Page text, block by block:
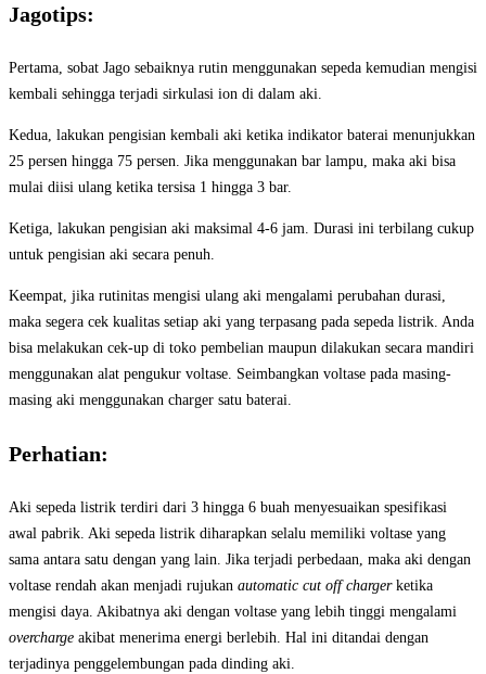
Jagotips:
Pertama, sobat Jago sebaiknya rutin menggunakan sepeda kemudian mengisi
kembali sehingga terjadi sirkulasi ion di dalam aki.
Kedua, lakukan pengisian kembali aki ketika indikator baterai menunjukkan
25 persen hingga 75 persen. Jika menggunakan bar lampu, maka aki bisa
mulai diisi ulang ketika tersisa 1 hingga 3 bar.
Ketiga, lakukan pengisian aki maksimal 4-6 jam. Durasi ini terbilang cukup
untuk pengisian aki secara penuh.
Keempat, jika rutinitas mengisi ulang aki mengalami perubahan durasi,
maka segera cek kualitas setiap aki yang terpasang pada sepeda listrik. Anda
bisa melakukan cek-up di toko pembelian maupun dilakukan secara mandiri
menggunakan alat pengukur voltase. Seimbangkan voltase pada masing-
masing aki menggunakan charger satu baterai.
Perhatian:
Aki sepeda listrik terdiri dari 3 hingga 6 buah menyesuaikan spesifikasi
awal pabrik. Aki sepeda listrik diharapkan selalu memiliki voltase yang
sama antara satu dengan yang lain. Jika terjadi perbedaan, maka aki dengan
voltase rendah akan menjadi rujukan automatic cut off chargerketika
mengisi daya. Akibatnya aki dengan voltase yang lebih tinggi mengalami
overcharge akibat menerima energi berlebih. Hal ini ditandai dengan
terjadinya penggelembungan pada dinding aki.